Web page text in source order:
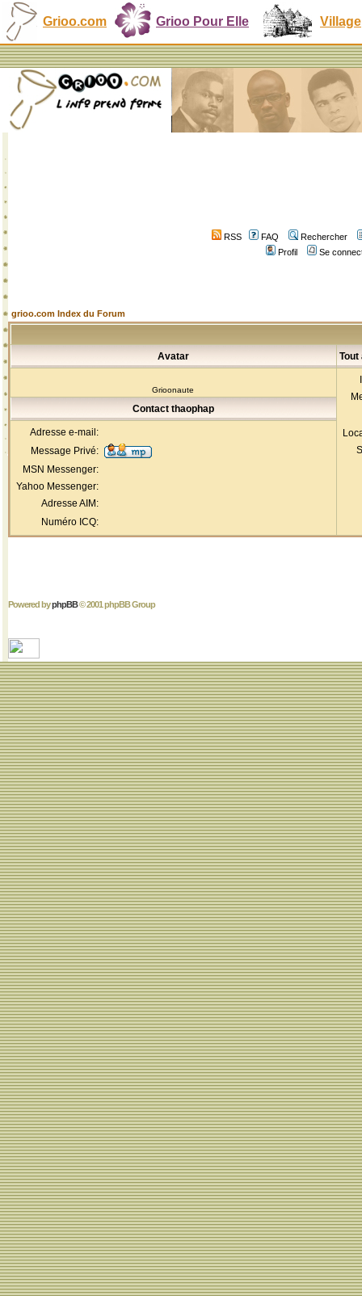
Grioo.com Grioo Pour Elle Village
RSS FAQ
Rechercher
Profil
Se
grioo.com Index du Forum
Avatar Tout
Grioonaute
Contact thaophap
Adresse e-mail:
Message Privé:
MSN Messenger:
Yahoo Messenger:
Adresse AIM:
Numéro ICQ:
Powered byphpBB© 2001 phpBB Group